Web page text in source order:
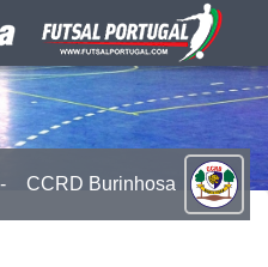
- CCRD Burinhosa